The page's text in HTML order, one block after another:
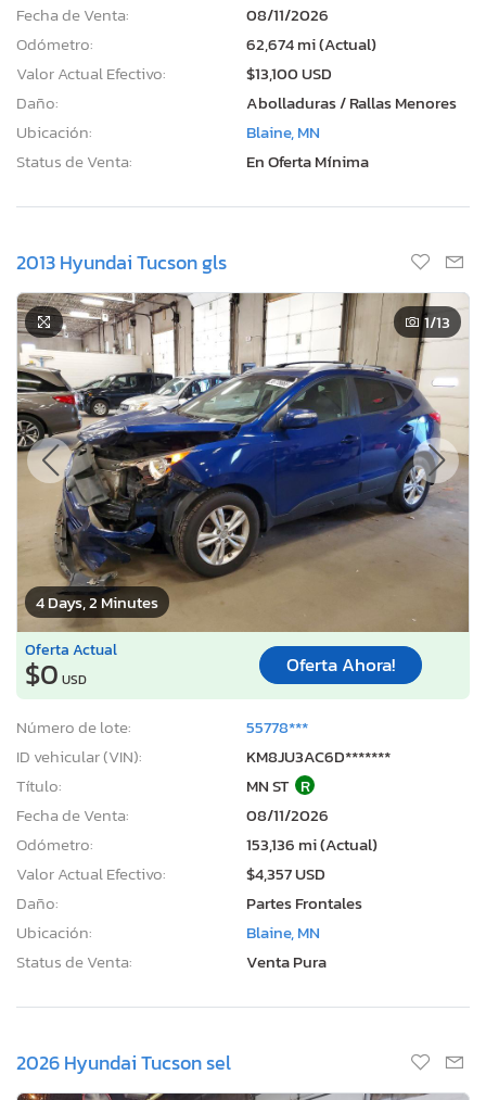
Fecha de Venta:
08/11/2026
Odómetro:
62,674 mi (Actual)
Valor Actual Efectivo:
$13,100 USD
Daño:
Abolladuras / Rallas Menores
Ubicación:
Blaine, MN
Status de Venta:
En Oferta Mínima
2013 Hyundai Tucson gls
4 Days, 2 Minutes
1/13
Oferta Actual
$0 USD
Oferta Ahora!
Número de lote:
55778***
ID vehicular (VIN):
KM8JU3AC6D*******
Título:
MN ST R
Fecha de Venta:
08/11/2026
Odómetro:
153,136 mi (Actual)
Valor Actual Efectivo:
$4,357 USD
Daño:
Partes Frontales
Ubicación:
Blaine, MN
Status de Venta:
Venta Pura
2026 Hyundai Tucson sel